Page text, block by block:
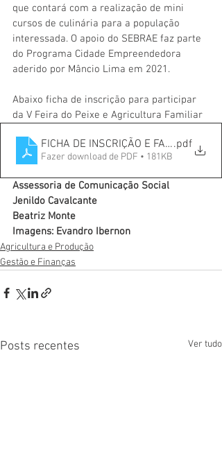
que contará com a realização de mini
cursos de culinária para a população
interessada. O apoio do SEBRAE faz parte
do Programa Cidade Empreendedora
aderido por Mâncio Lima em 2021.
Abaixo ficha de inscrição para participar
da V Feira do Peixe e Agricultura Familiar
FICHA DE INSCRIÇÃO E .pdf
Fazer download de PDF • 181KB
Assessoria de Comunicação Social
Jenildo Cavalcante
Beatriz Monte
Imagens: Evandro Ibernon
Agricultura e Produção
Gestão e Finanças
Posts recentes Ver tudo